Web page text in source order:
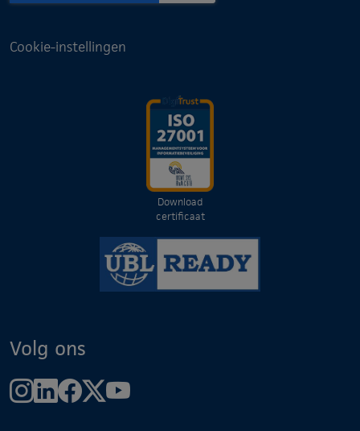
Cookie-instellingen
Download
certificaat
Volg ons